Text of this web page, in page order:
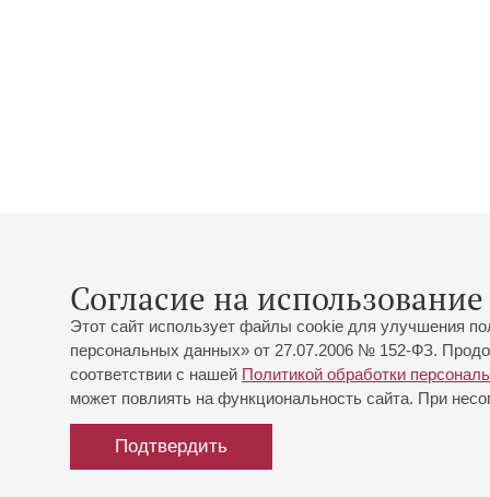
Согласие на
Этот сайт использует файлы cookie для улучшения
персональных данных» от 27.07.2006 № 152-ФЗ.
соответствии с нашей Политикой обработки
может повлиять на функциональность сайта. При
Подтвердить